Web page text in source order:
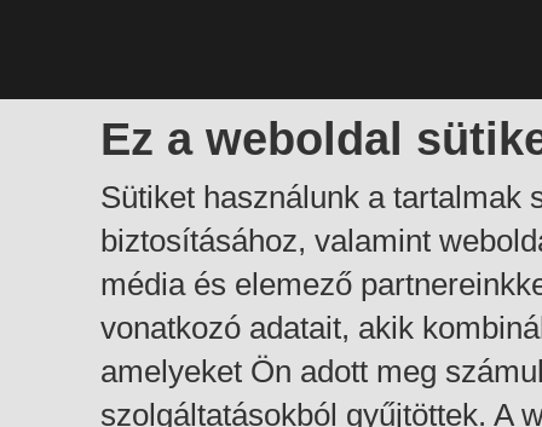
Ez a weboldal
Sütiket használunk a tartalmak
biztosításához, valamint
média és elemező
vonatkozó adatait, akik
amelyeket Ön adott meg
szolgáltatásokból gyűjtöttek. A